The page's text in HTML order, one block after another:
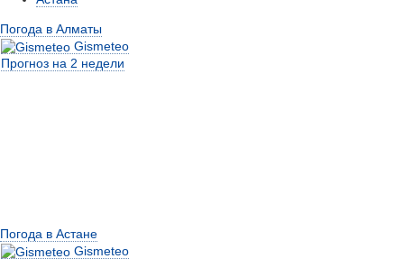
Погода в Алматы
Gismeteo
Прогноз на 2 недели
Погода в Астане
Gismeteo